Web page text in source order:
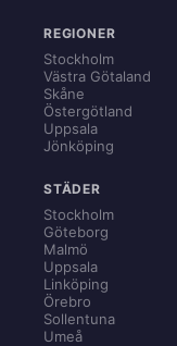
REGIONER
Stockholm
Västra Götaland
Skåne
Östergötland
Uppsala
Jönköping
STÄDER
Stockholm
Göteborg
Malmö
Uppsala
Linköping
Örebro
Sollentuna
Umeå